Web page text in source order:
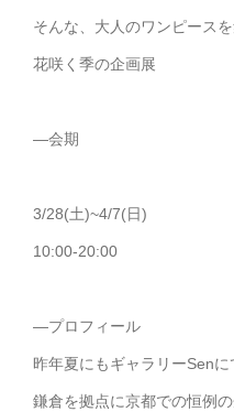
そんな、大人のワンピースを
花咲く季の企画展
—会期
3/28(土)~4/7(日)
10:00-20:00
—プロフィール
昨年夏にもギャラリーSenに
鎌倉を拠点に京都での恒例